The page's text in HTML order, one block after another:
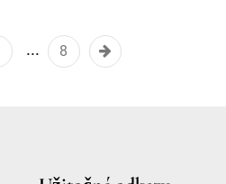
8